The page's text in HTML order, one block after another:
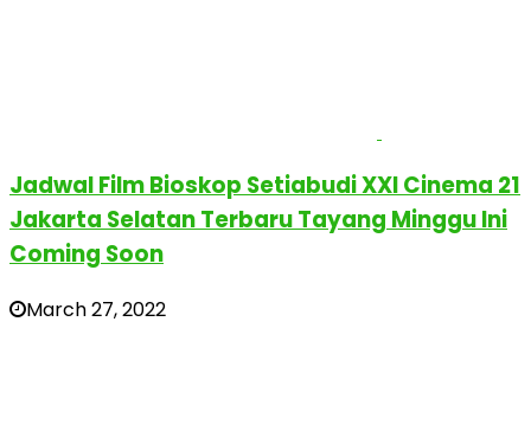
Jadwal Film Bioskop Setiabudi XXI Cinema 21
Jakarta Selatan Terbaru Tayang Minggu Ini
Coming Soon
March 27, 2022